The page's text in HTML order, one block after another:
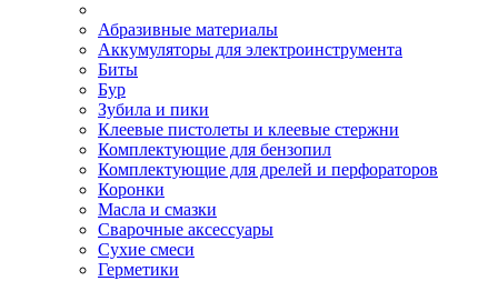
Абразивные материалы
Аккумуляторы для электроинструмента
Биты
Бур
Зубила и пики
Клеевые пистолеты и клеевые стержни
Комплектующие для бензопил
Комплектующие для дрелей и перфораторов
Коронки
Масла и смазки
Сварочные аксессуары
Сухие смеси
Герметики